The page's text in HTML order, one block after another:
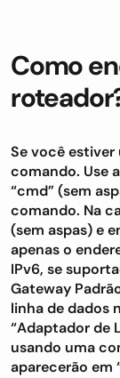
Como
Se você
comando. Use
“cmd” (sem
comando. Na
(sem aspas) e
apenas o
IPv6, se
Gateway
linha de dados
“Adaptador de
usando uma
aparecerão em